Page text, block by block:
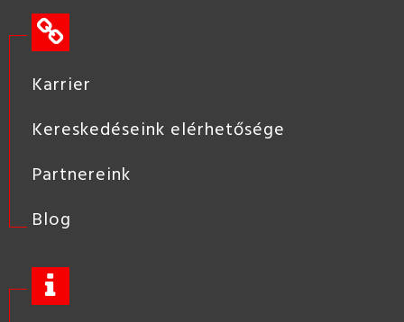
Karrier
Kereskedéseink elérhetősége
Partnereink
Blog